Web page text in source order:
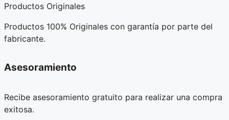
Productos Originales
Productos 100% Originales con garantía por parte del
fabricante.
Asesoramiento
Recibe asesoramiento gratuito para realizar una compra
exitosa.